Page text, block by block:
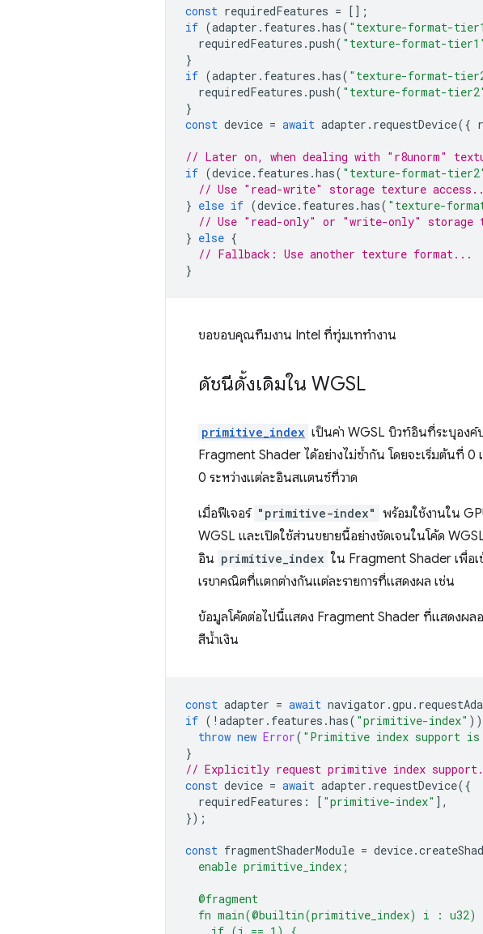
const requiredFeatures = [];
if (adapter . features .has( "texture-format-
requiredFeatures .push( "texture-format-
}
if (adapter . features .has( "texture-format-
requiredFeatures .push( "texture-format-
}
const device = await adapter . requestDevice({
// Later on, when dealing with "r8unorm"
if (device. features .has( "texture-format-
// Use "read-write" storage texture
} else if (device. features .has( "texture-
// Use "read-only" or "write-only" storage
} else {
// Fallback: Use another texture format...
}
ขอขอบคุณทีมงาน Intel ที่ทุ่มเททำงาน
ดัชนีดั้งเดิมใน WGSL
primitive_index เป็นค่า WGSL บิวท์อินที่ระบุองค์
Fragment Shader ได้อย่างไม่ซ้ำกัน โดยจะเริ่มต้นที่ 0
0 ระหว่างแต่ละอินสแตนซ์ที่วาด
เมื่อฟีเจอร์ "primitive-index" พร้อมใช้งานใน
WGSL และเปิดใช้ส่วนขยายนี้อย่างชัดเจนในโค้ด
อิน primitive_index ใน Fragment Shader เพื่อเ
เรขาคณิตที่แตกต่างกันแต่ละรายการที่แสดงผล เช่น
ข้อมูลโค้ดต่อไปนี้แสดง Fragment Shader ที่แสดงผล
สีน้ำเงิน
const adapter = await navigator .gpu .
if ( ! adapter . features .has( "primitive-index" ))
throw new Error( "Primitive index support
}
// Explicitly request primitive index support.
const device = await adapter . requestDevice({
requiredFeatures : [ "primitive-index" ],
});
const fragmentShaderModule = device.
  enable primitive_index;
  @fragment
fn main(@builtin(primitive_index) i : u32)